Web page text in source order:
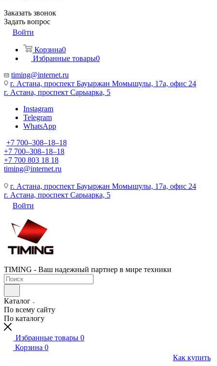
Заказать звонок
Задать вопрос
Войти
Корзина0
Избранные товары0
timing@internet.ru
г. Астана, проспект Бауыржан Момышулы, 17а, офис 24
г. Астана, проспект Сарыарка, 5
Instagram
Telegram
WhatsApp
+7 700‒308‒18‒18
+7 700‒308‒18‒18
+7 700 803 18 18
timing@internet.ru
г. Астана, проспект Бауыржан Момышулы, 17а, офис 24
г. Астана, проспект Сарыарка, 5
Войти
TIMING - Ваш надежный партнер в мире техники
Каталог
По всему сайту
По каталогу
Избранные товары 0
Корзина 0
Как купить